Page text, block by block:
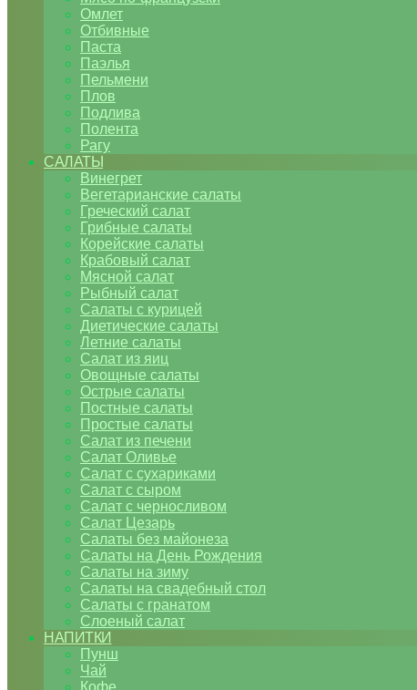
Омлет
Отбивные
Паста
Паэлья
Пельмени
Плов
Подлива
Полента
Рагу
САЛАТЫ
Винегрет
Вегетарианские салаты
Греческий салат
Грибные салаты
Корейские салаты
Крабовый салат
Мясной салат
Рыбный салат
Салаты с курицей
Диетические салаты
Летние салаты
Салат из яиц
Овощные салаты
Острые салаты
Постные салаты
Простые салаты
Салат из печени
Салат Оливье
Салат с сухариками
Салат с сыром
Салат с черносливом
Салат Цезарь
Салаты без майонеза
Салаты на День Рождения
Салаты на зиму
Салаты на свадебный стол
Салаты с гранатом
Слоеный салат
НАПИТКИ
Пунш
Чай
Кофе